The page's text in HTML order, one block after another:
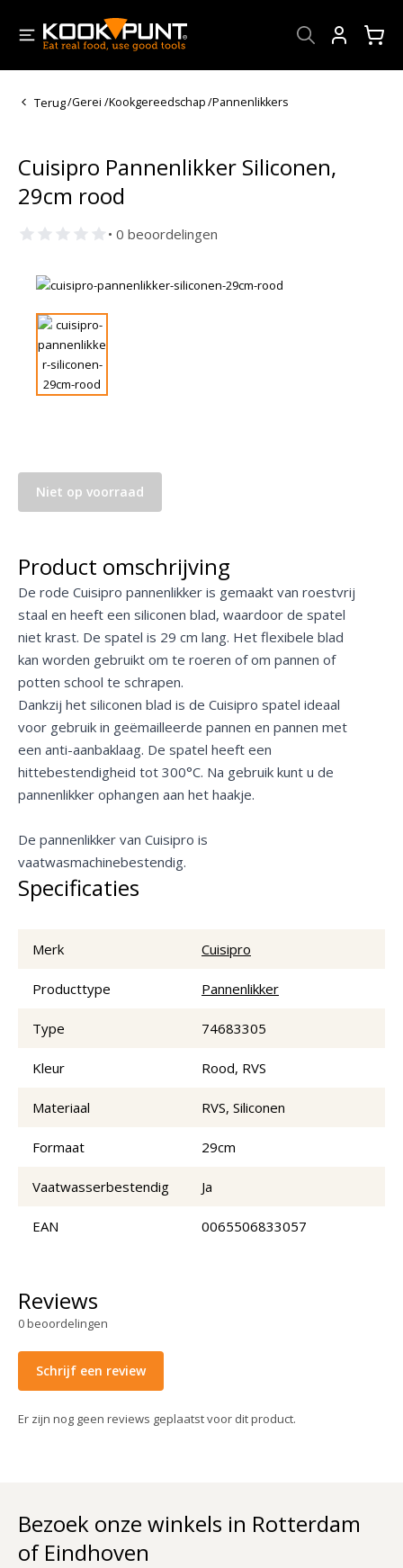
Terug/Gerei /Kookgereedschap/Pannenlikkers
Cuisipro Pannenlikker Siliconen,
29cm rood
• 0 beoordelingen
Niet op voorraad
Product omschrijving
De rode Cuisipro pannenlikker is gemaakt van roestvrij
staal en heeft een siliconen blad, waardoor de spatel
niet krast. De spatel is 29 cm lang. Het flexibele blad
kan worden gebruikt om te roeren of om pannen of
potten school te schrapen.
Dankzij het siliconen blad is de Cuisipro spatel ideaal
voor gebruik in geëmailleerde pannen en pannen met
een anti-aanbaklaag. De spatel heeft een
hittebestendigheid tot 300°C. Na gebruik kunt u de
pannenlikker ophangen aan het haakje.
De pannenlikker van Cuisipro is
vaatwasmachinebestendig.
Specificaties
Merk Cuisipro
Producttype Pannenlikker
Type 74683305
Kleur Rood, RVS
Materiaal RVS, Siliconen
Formaat 29cm
Vaatwasserbestendig Ja
EAN 0065506833057
Reviews
0beoordelingen
Schrijf een review
Er zijn nog geen reviews geplaatst voor dit product.
Bezoek onze winkels in Rotterdam
of Eindhoven